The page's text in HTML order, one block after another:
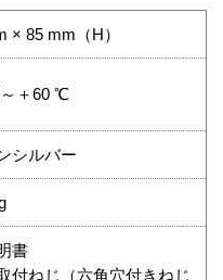
× 85 mm（H）
＋60 ℃
シルバー
書
付ねじ（六角穴付きねじ